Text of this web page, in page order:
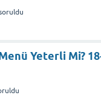
Yeterli Mi?